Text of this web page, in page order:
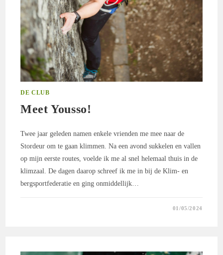
DE CLUB
Meet Yousso!
Twee jaar geleden namen enkele vrienden me mee naar de
Stordeur om te gaan klimmen. Na een avond sukkelen en vallen
op mijn eerste routes, voelde ik me al snel helemaal thuis in de
klimzaal. De dagen daarop schreef ik me in bij de Klim- en
bergsportfederatie en ging onmiddellijk…
01/05/2024